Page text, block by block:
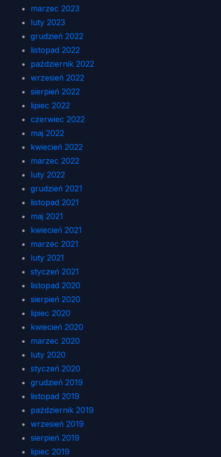
marzec 2023
luty 2023
grudzień 2022
listopad 2022
październik 2022
wrzesień 2022
sierpień 2022
lipiec 2022
czerwiec 2022
maj 2022
kwiecień 2022
marzec 2022
luty 2022
grudzień 2021
listopad 2021
maj 2021
kwiecień 2021
marzec 2021
luty 2021
styczeń 2021
listopad 2020
sierpień 2020
lipiec 2020
kwiecień 2020
marzec 2020
luty 2020
styczeń 2020
grudzień 2019
listopad 2019
październik 2019
wrzesień 2019
sierpień 2019
lipiec 2019